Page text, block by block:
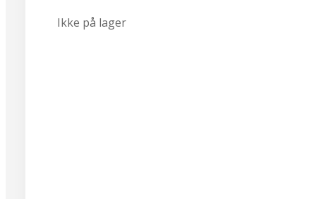
Ikke på lager